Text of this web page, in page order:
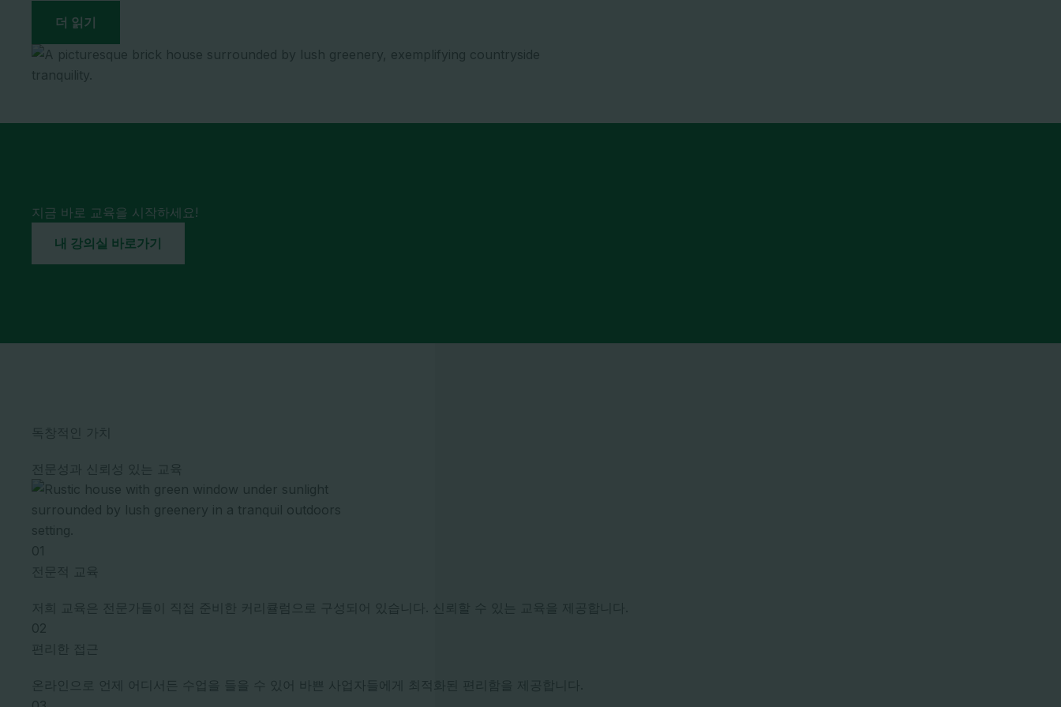
더 읽기
지금 바로 교육을 시작하세요!
내 강의실 바로가기
독창적인 가치
전문성과 신뢰성 있는 교육
01
전문적 교육
저희 교육은 전문가들이 직접 준비한 커리큘럼으로 구성되어 있습니다. 신뢰할 수 있는 교육을 제공합니다.
02
편리한 접근
온라인으로 언제 어디서든 수업을 들을 수 있어 바쁜 사업자들에게 최적화된 편리함을 제공합니다.